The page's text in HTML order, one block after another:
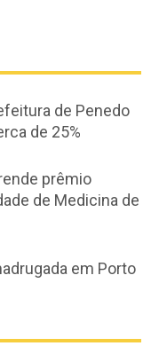
de Penedo
de 25%
prêmio
de Medicina de
em Porto